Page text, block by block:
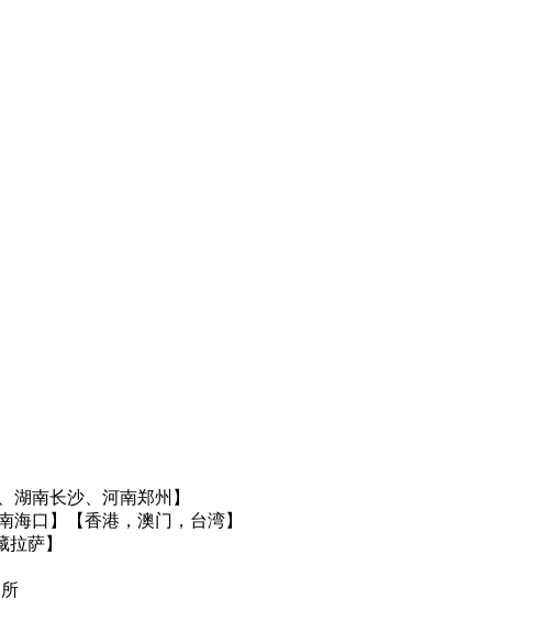
湖南长沙、河南郑州】
海口】
【香港，澳门，台湾】
萨】